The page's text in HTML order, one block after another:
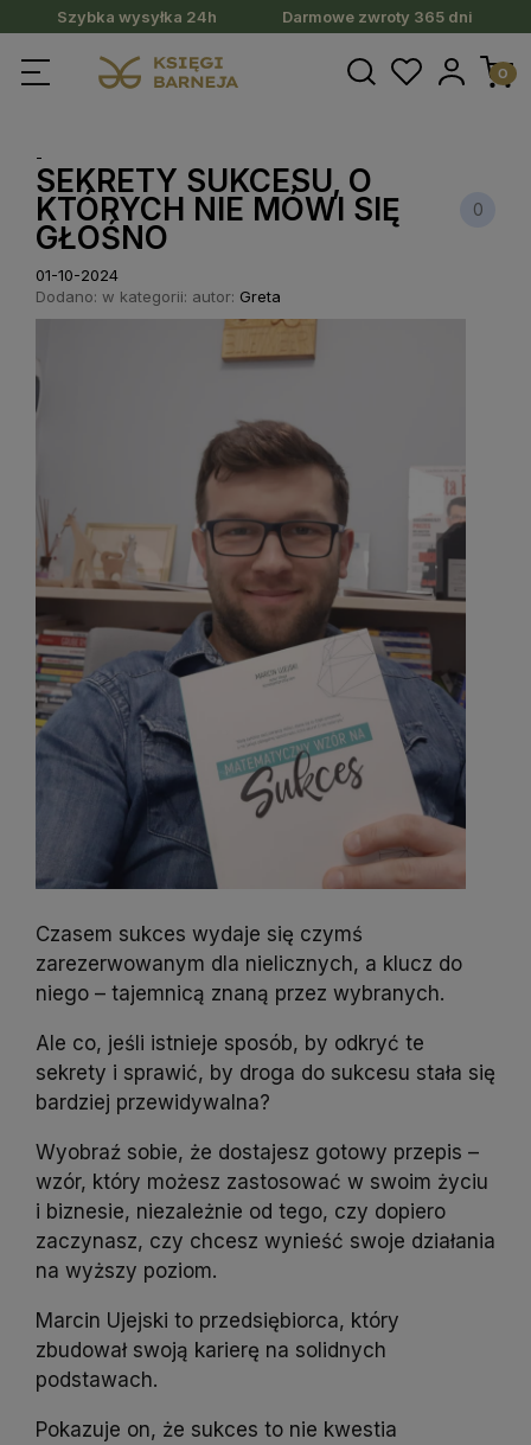
Szybka wysyłka 24h Darmowe zwroty 365 dni
-
SEKRETY SUKCESU, O
KTÓRYCH NIE MÓWI SIĘ
GŁOŚNO
0
01-10-2024
Dodano: w kategorii: autor: Greta
Czasem sukces wydaje się czymś
zarezerwowanym dla nielicznych, a klucz do
niego – tajemnicą znaną przez wybranych.
Ale co, jeśli istnieje sposób, by odkryć te
sekrety i sprawić, by droga do sukcesu stała się
bardziej przewidywalna?
Wyobraź sobie, że dostajesz gotowy przepis –
wzór, który możesz zastosować w swoim życiu
i biznesie, niezależnie od tego, czy dopiero
zaczynasz, czy chcesz wynieść swoje działania
na wyższy poziom.
Marcin Ujejski to przedsiębiorca, który
zbudował swoją karierę na solidnych
podstawach.
Pokazuje on, że sukces to nie kwestia